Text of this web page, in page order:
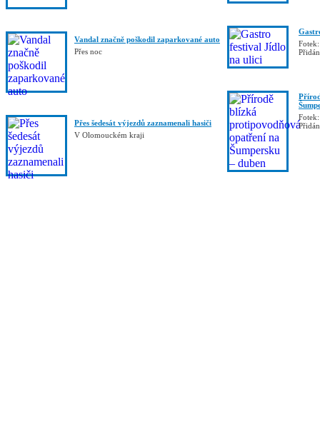
Vandal značně poškodil zaparkované auto
Přes noc
Přes šedesát výjezdů zaznamenali hasiči
V Olomouckém kraji